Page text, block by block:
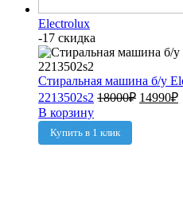
Electrolux
-17 скидка
Стиральная машина б/у
2213502s2 18000₽ 14990₽
В корзину
Купить в 1 клик